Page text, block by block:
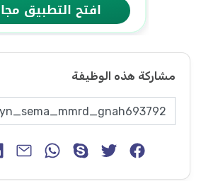
مشاركة هذه الوظيفة